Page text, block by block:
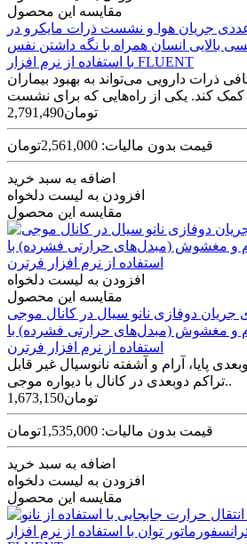
مقایسه این محصول
جریان هوا و نشست ذرات مایکرو در
بالایی انسان همراه با نگه داشتن نفس
با استفاده از نرم افزار FLUENT
دارویی می‌تواند به بهبود بیماران
2,791,490تومان
قیمت بدون مالیات: 2,561,000تومان
اضافه به سبد خرید
افزودن به لیست دلخواه
مقایسه این محصول
افزودن به لیست دلخواه
مقایسه این محصول
دوفازی نانو سیال در کانال موجی
و مغشوش (مبدل‌های حرارتی فشرده) با
استفاده از نرم افزار فرترن
پایا، آرام و آشفته نانوسیال غیر قابل
تراکم دوبعدی در کانال با دیواره موجی..
1,673,150تومان
قیمت بدون مالیات: 1,535,000تومان
اضافه به سبد خرید
افزودن به لیست دلخواه
مقایسه این محصول